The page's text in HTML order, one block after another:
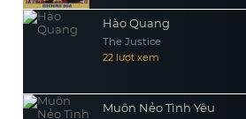
Hào Quang
The Justice
22 lượt xem
Muôn Nẻo Tình Yêu